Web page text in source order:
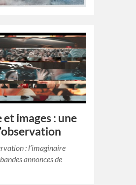
et images : une
: l’imaginaire
annonces de